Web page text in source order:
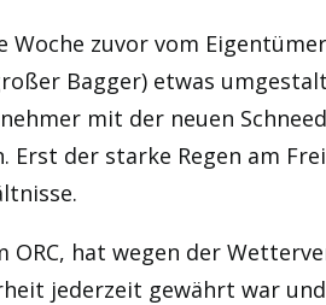
Woche zuvor vom Eigentümer
Bagger) etwas
mit der neuen
Erst der starke Regen am
ORC, hat wegen der
jederzeit gewährt war